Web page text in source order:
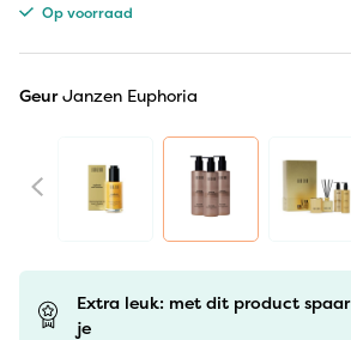
Op voorraad
GeurJanzen Euphoria
Extra leuk: met dit product spaar
je